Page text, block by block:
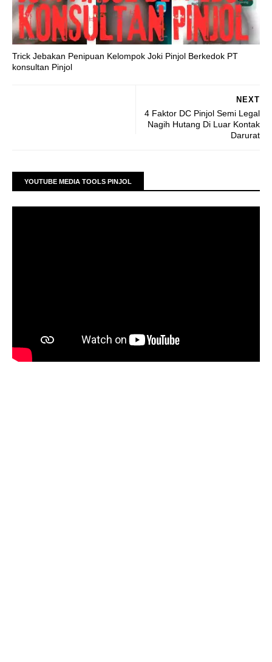
Trick Jebakan Penipuan Kelompok Joki Pinjol Berkedok PT
konsultan Pinjol
NEXT
4 Faktor DC Pinjol Semi Legal
Nagih Hutang Di Luar Kontak
Darurat
YOUTUBE MEDIA TOOLS PINJOL